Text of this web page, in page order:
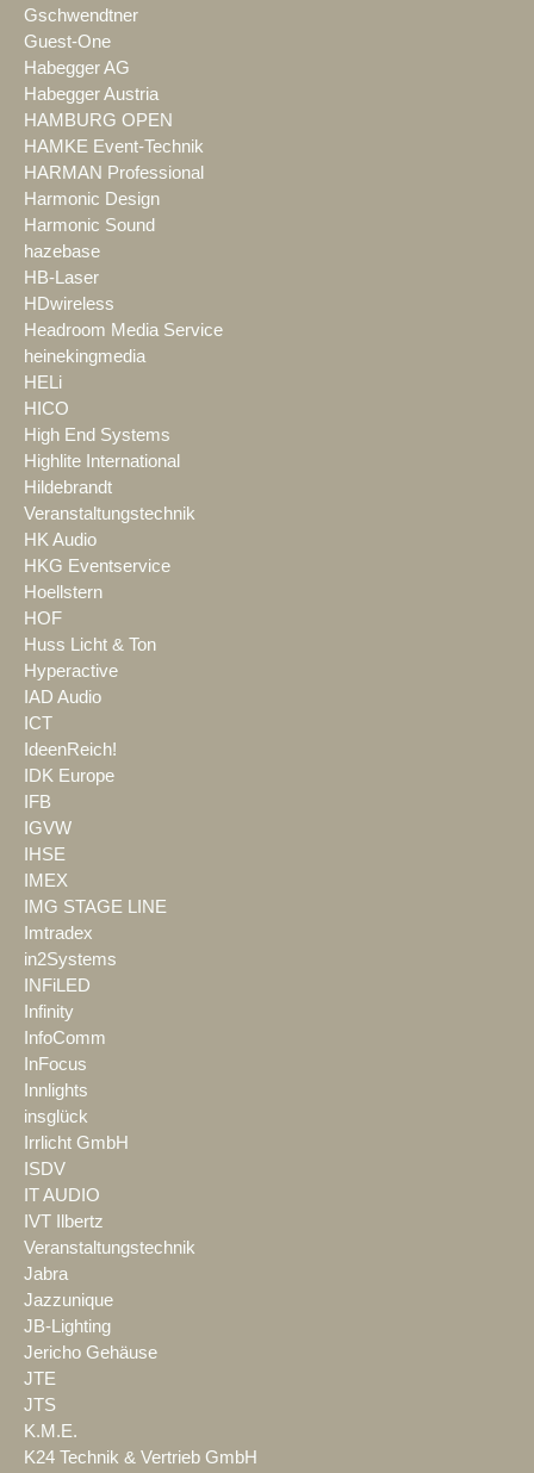
Gschwendtner
Guest-One
Habegger AG
Habegger Austria
HAMBURG OPEN
HAMKE Event-Technik
HARMAN Professional
Harmonic Design
Harmonic Sound
hazebase
HB-Laser
HDwireless
Headroom Media Service
heinekingmedia
HELi
HICO
High End Systems
Highlite International
Hildebrandt
Veranstaltungstechnik
HK Audio
HKG Eventservice
Hoellstern
HOF
Huss Licht & Ton
Hyperactive
IAD Audio
ICT
IdeenReich!
IDK Europe
IFB
IGVW
IHSE
IMEX
IMG STAGE LINE
Imtradex
in2Systems
INFiLED
Infinity
InfoComm
InFocus
Innlights
insglück
Irrlicht GmbH
ISDV
IT AUDIO
IVT Ilbertz
Veranstaltungstechnik
Jabra
Jazzunique
JB-Lighting
Jericho Gehäuse
JTE
JTS
K.M.E.
K24 Technik & Vertrieb GmbH